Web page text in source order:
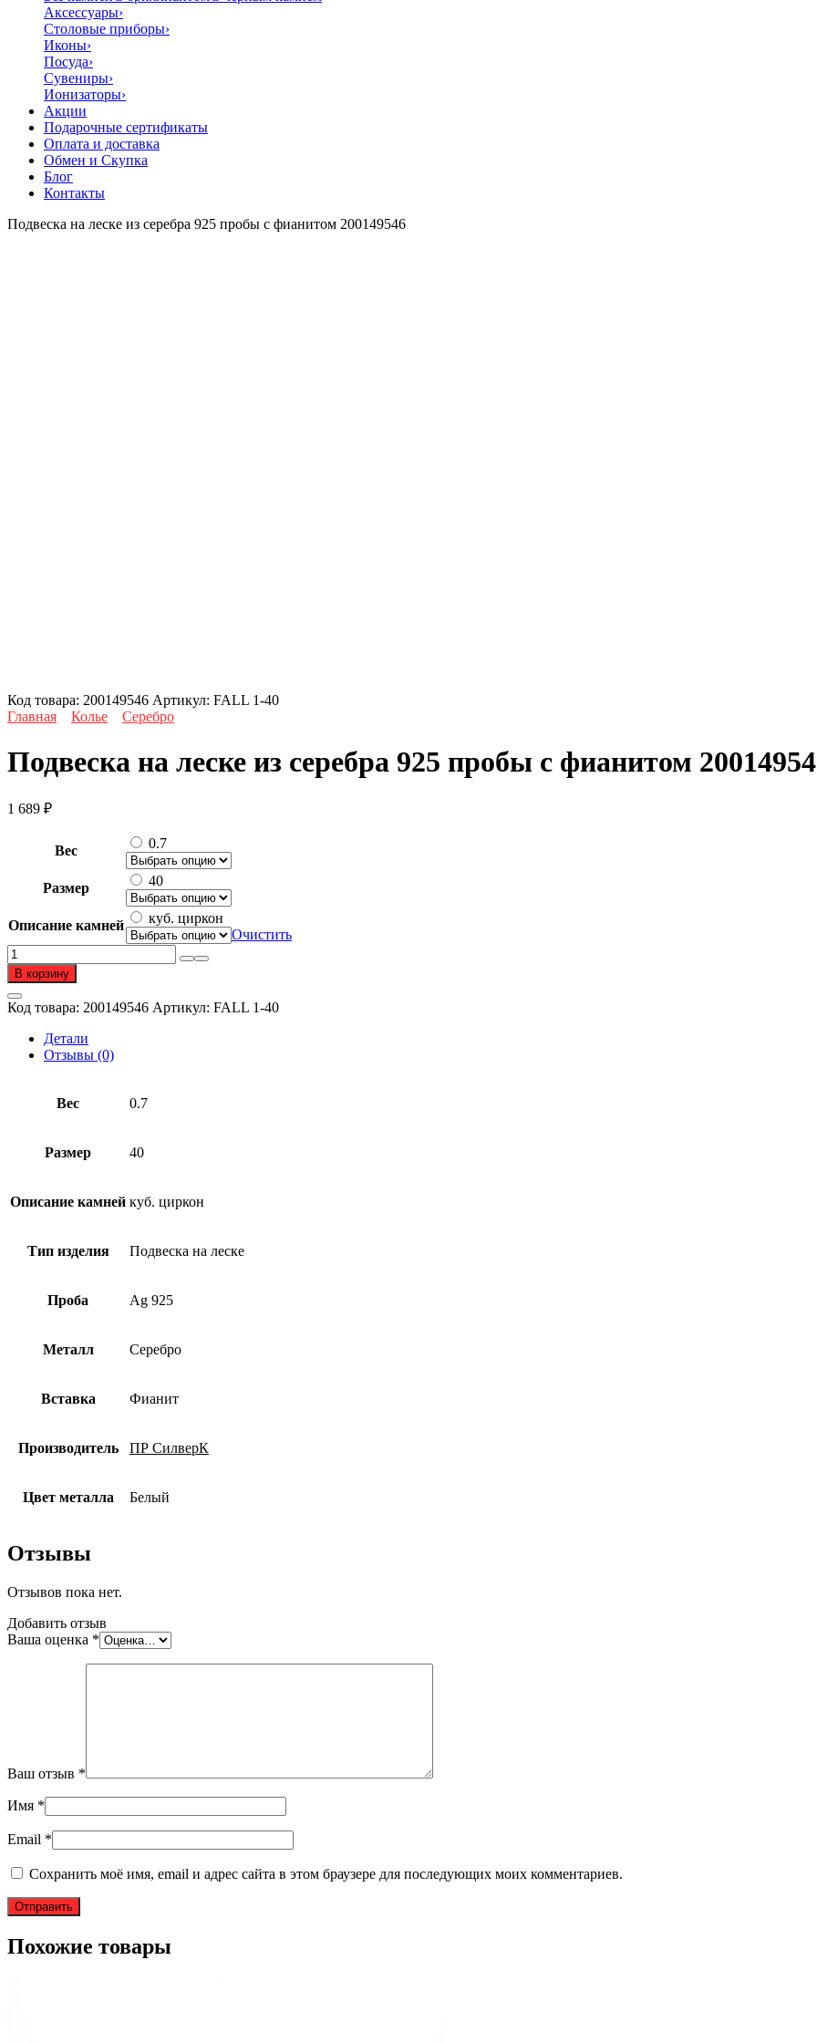
Аксессуары›
Столовые приборы›
Иконы›
Посуда›
Сувениры›
Ионизаторы›
Акции
Подарочные сертификаты
Оплата и доставка
Обмен и Скупка
Блог
Контакты
Подвеска на леске из серебра 925 пробы с фианитом 200149546
Код товара: 200149546 Артикул: FALL 1-40
Главная
Колье Серебро
Подвеска на леске из серебра 925 пробы с фианитом
1 689 ₽
Вес 0.7
Размер 40
Описание камней
куб. циркон
Очистить
Количество
товара
Подвеска
на
леске
серебра
В корзину
Код товара: 200149546 Артикул: FALL 1-40
Детали
Отзывы (0)
Вес 0.7
Размер 40
Описание камней куб. циркон
Тип изделия Подвеска на леске
Проба Ag 925
Металл Серебро
Вставка Фианит
Производитель ПР СилверК
Цвет металла Белый
Отзывы
Отзывов пока нет.
Добавить отзыв
Ваша оценка *
Ваш отзыв *
Имя *
Email *
Сохранить моё имя, email и адрес сайта в этом браузере для последующих моих комментариев.
Похожие товары